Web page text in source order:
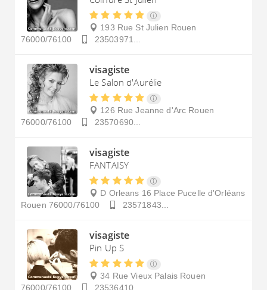
193 Rue St Julien Rouen
76000/76100
23503971...
visagiste
Le Salon d'Aurélie
126 Rue Jeanne d'Arc Rouen
76000/76100
23570690...
visagiste
FANTAISY
D Orleans 16 Place Pucelle d'Orléans
Rouen 76000/76100 23571843...
visagiste
Pin Up S
34 Rue Vieux Palais Rouen
76000/76100
23536410...